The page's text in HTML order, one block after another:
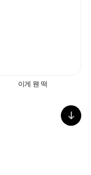
처음으로
이게 웬 떡